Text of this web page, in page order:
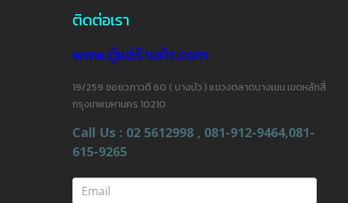
ติดต่อเรา
www.ตู้แช่ร้านค้า.com
19/259 ซอยวภาวดี 60 ( บางบัว ) แขวงตลาดบางเขน เขตหลักสี่
กรุงเทพมหานคร 10210
Call Us : 02 5612998 , 081-912-9464,081-
615-9265